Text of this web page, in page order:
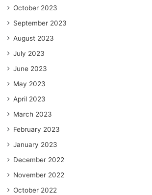
October 2023
September 2023
August 2023
July 2023
June 2023
May 2023
April 2023
March 2023
February 2023
January 2023
December 2022
November 2022
October 2022